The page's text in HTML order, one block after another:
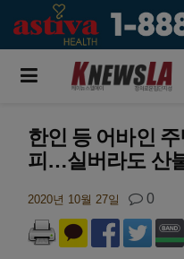
한인 등 어바인
피…실버라도 산
2020년 10월 27일 0